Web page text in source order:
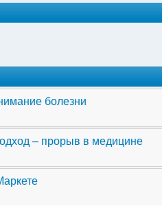
болезни
– прорыв в медицине